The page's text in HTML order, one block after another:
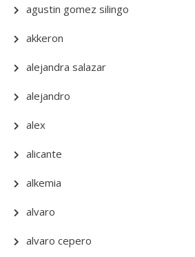
agustin gomez silingo
akkeron
alejandra salazar
alejandro
alex
alicante
alkemia
alvaro
alvaro cepero